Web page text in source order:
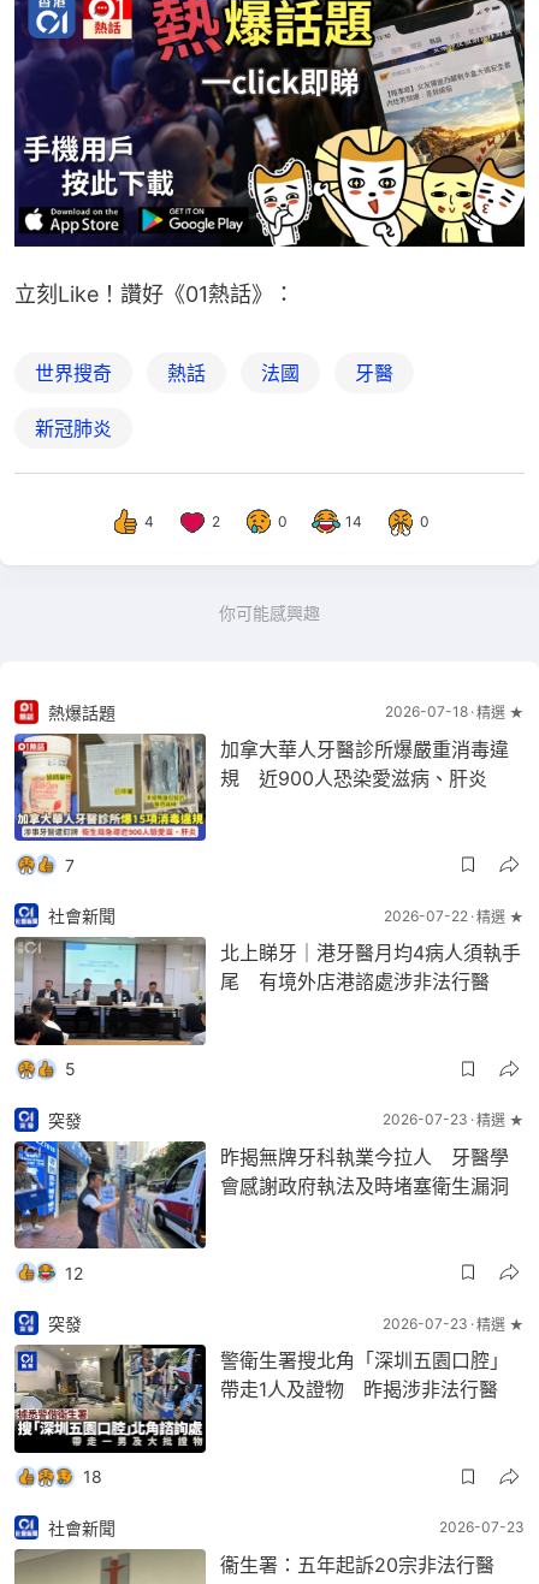
立刻Like！讚好《01熱話》：
世界搜奇 熱話 法國 牙醫
新冠肺炎
4 2 0 14 0
你可能感興趣
熱爆話題 2026-07-18 精選 ★
加拿大華人牙醫診所爆嚴重消毒違
規 近900人恐染愛滋病、肝炎
7
社會新聞 2026-07-22 精選 ★
北上睇牙｜港牙醫月均4病人須執手
尾 有境外店港諮處涉非法行醫
5
突發 2026-07-23 精選 ★
昨揭無牌牙科執業今拉人 牙醫學
會感謝政府執法及時堵塞衛生漏洞
12
突發 2026-07-23 精選 ★
警衛生署搜北角「深圳五園口腔」
帶走1人及證物 昨揭涉非法行醫
18
社會新聞 2026-07-23
衞生署：五年起訴20宗非法行醫